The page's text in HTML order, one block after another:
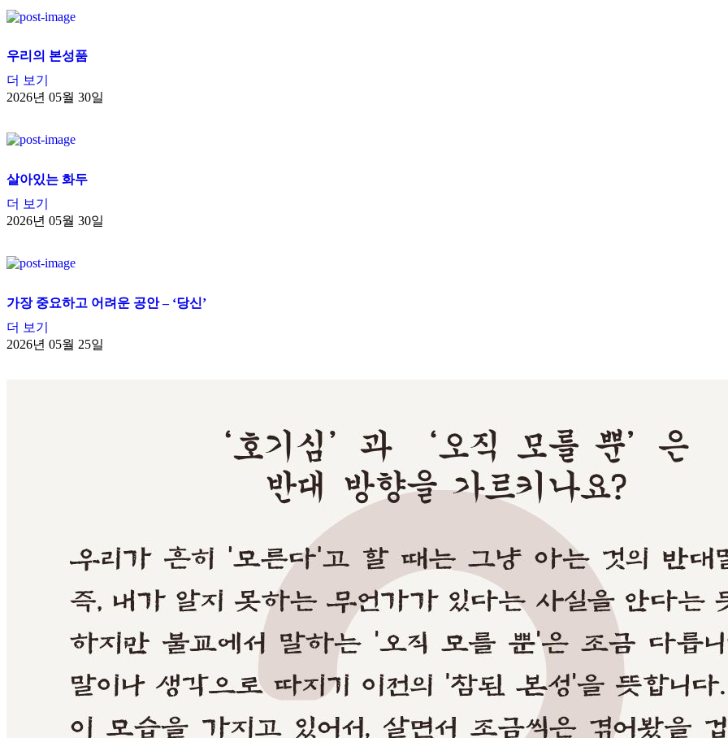
우리의 본성품
더 보기
2026년 05월 30일
살아있는 화두
더 보기
2026년 05월 30일
가장 중요하고 어려운 공안 – ‘당신’
더 보기
2026년 05월 25일